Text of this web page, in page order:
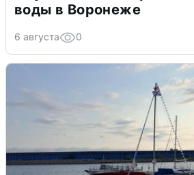
воды в Воронеже
6 августа 0